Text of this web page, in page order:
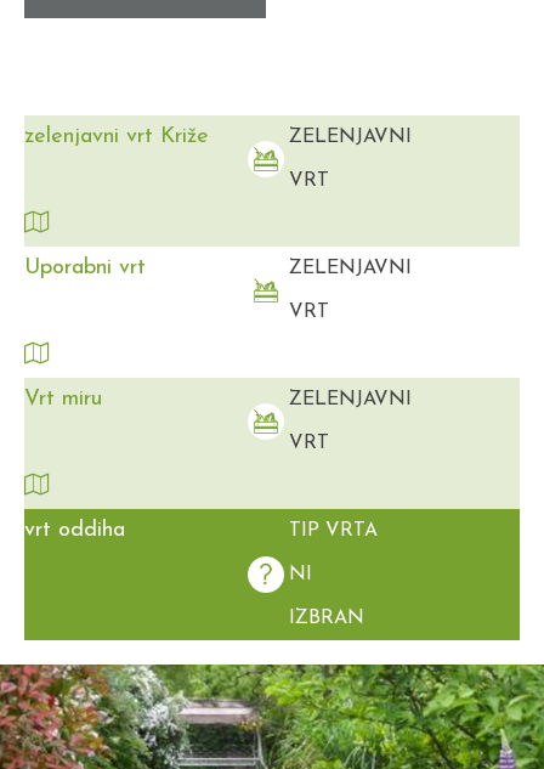
zelenjavni vrt Križe ZELENJAVNI
VRT
Uporabni vrt ZELENJAVNI
VRT
Vrt miru ZELENJAVNI
VRT
vrt oddiha TIP VRTA
NI
IZBRAN